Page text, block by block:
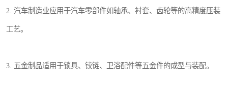
2. 汽车制造业应用于汽车零部件如轴承、衬套、齿轮等的高精度压装
工艺。
3. 五金制品适用于锁具、铰链、卫浴配件等五金件的成型与装配。